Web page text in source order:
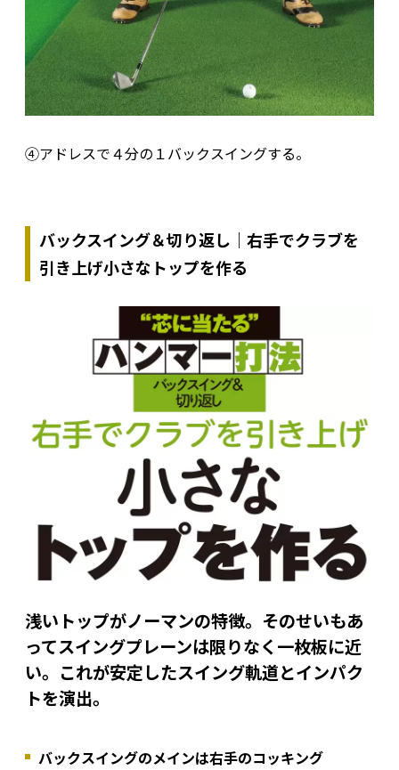
④アドレスで４分の１バックスイングする。
バックスイング＆切り返し｜右手でクラブを
引き上げ小さなトップを作る
浅いトップがノーマンの特徴。そのせいもあ
ってスイングプレーンは限りなく一枚板に近
い。これが安定したスイング軌道とインパク
トを演出。
バックスイングのメインは右手のコッキング